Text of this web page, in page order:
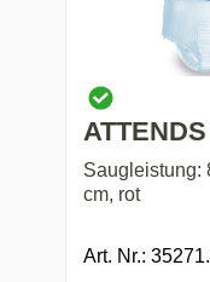
Saugleistung:
cm, rot
Art. Nr.: